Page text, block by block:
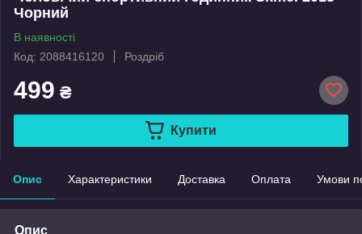
Чорний
В наявності
Код: 2088416120
Роздріб
499 ₴
Купити
Опис Характеристики Доставка Оплата Умови
Опис